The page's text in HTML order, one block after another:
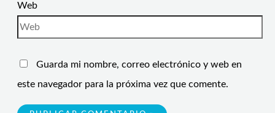
Web
Guarda mi nombre, correo electrónico y web en
este navegador para la próxima vez que comente.